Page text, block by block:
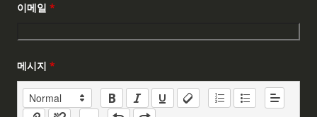
이메일 *
메시지 *